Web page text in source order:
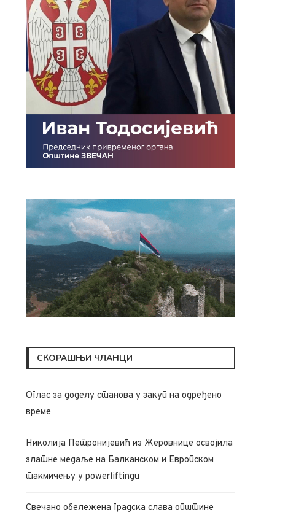
СКОРАШЊИ ЧЛАНЦИ
Oглас за доделу станова у закуп на одређено
време
Николија Петронијевић из Жеровнице освојила
златне медаље на Балканском и Европском
такмичењу у powerliftingu
Свечано обележена градска слава општине